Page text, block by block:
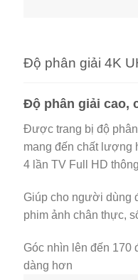
Độ phân giải 4K
Độ phân giải cao,
Được trang bị độ
mang đến chất lượng
4 lần TV Full HD
Giúp cho người dùng
phim ảnh chân thực,
Góc nhìn lên đến 170
dàng hơn